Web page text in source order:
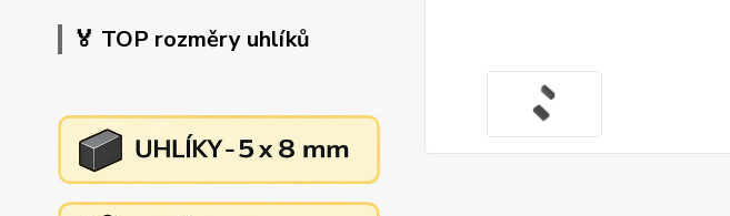
🏅 TOP rozměry uhlíků